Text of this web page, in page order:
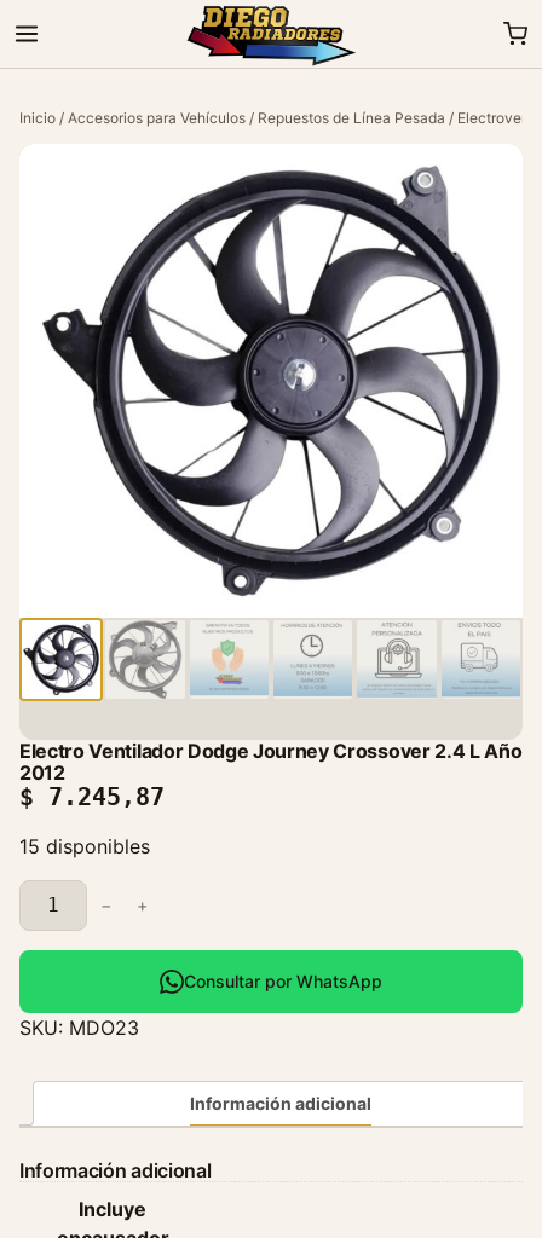
Inicio / Accesorios para Vehículos / Repuestos de Línea Pesada /
Electro Ventilador Dodge Journey Crossover 2.4 L Año
2012
$ 7.245,87
15 disponibles
E
l
e
t
r
e
t
− +
Consultar por WhatsApp
SKU: MDO23
Información adicional
Información adicional
Incluye